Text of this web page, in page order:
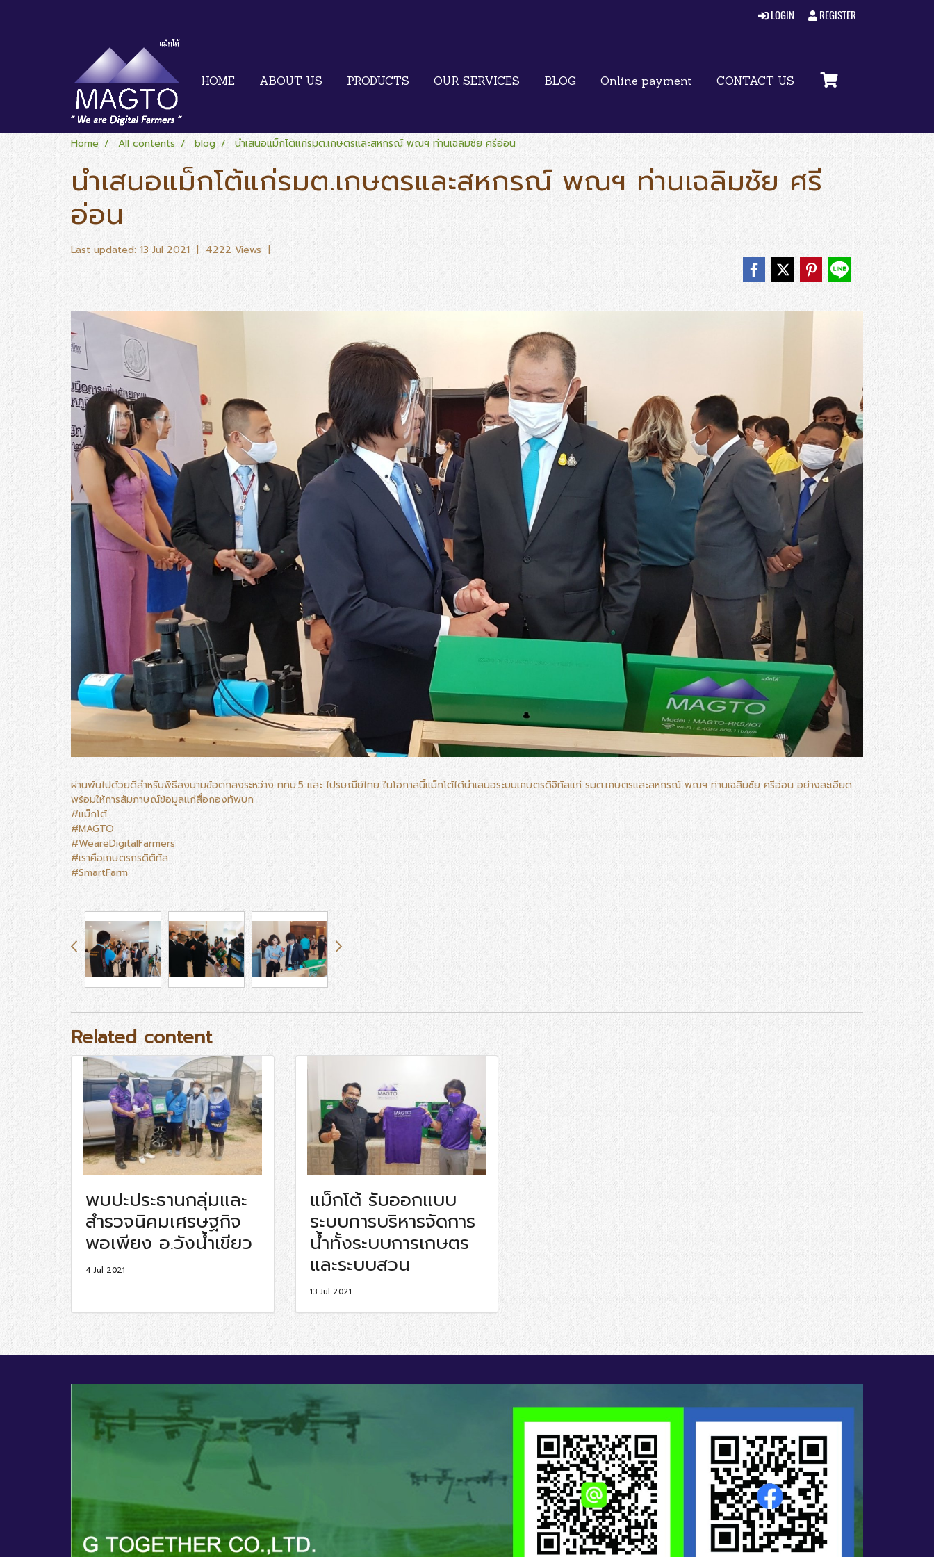
LOGIN REGISTER
HOME ABOUT US PRODUCTS OUR SERVICES BLOG Online payment CONTACT US
Home All contents blog นำเสนอแม็กโต้แก่รมต.เกษตรและสหกรณ์ พณฯ ท่านเฉลิมชัย ศรีอ่อน
นำเสนอแม็กโต้แก่รมต.เกษตรและสหกรณ์ พณฯ ท่านเฉลิมชัย ศรี
อ่อน
Last updated: 13 Jul 2021 | 4222 Views |
ผ่านพ้นไปด้วยดีสำหรับพิธีลงนามข้อตกลงระหว่าง ททบ.5 และ ไปรษณีย์ไทย ในโอกาสนี้แม็กโต้ได้นำเสนอระบบเกษตรดิจิทัลแก่ รมต.เกษตรและสหกรณ์ พณฯ ท่านเฉลิมชัย ศรีอ่อน อย่างละเอียด
พร้อมให้การสัมภาษณ์ข้อมูลแก่สื่อกองทัพบก
#แม็กโต้
#MAGTO
#WeareDigitalFarmers
#เราคือเกษตรกรดิติทัล
#SmartFarm
Related content
พบปะประธานกลุ่มและ
สำรวจนิคมเศรษฐกิจ
พอเพียง อ.วังน้ำเขียว
4 Jul 2021
แม็กโต้ รับออกแบบ
ระบบการบริหารจัดการ
น้ำทั้งระบบการเกษตร
และระบบสวน
13 Jul 2021